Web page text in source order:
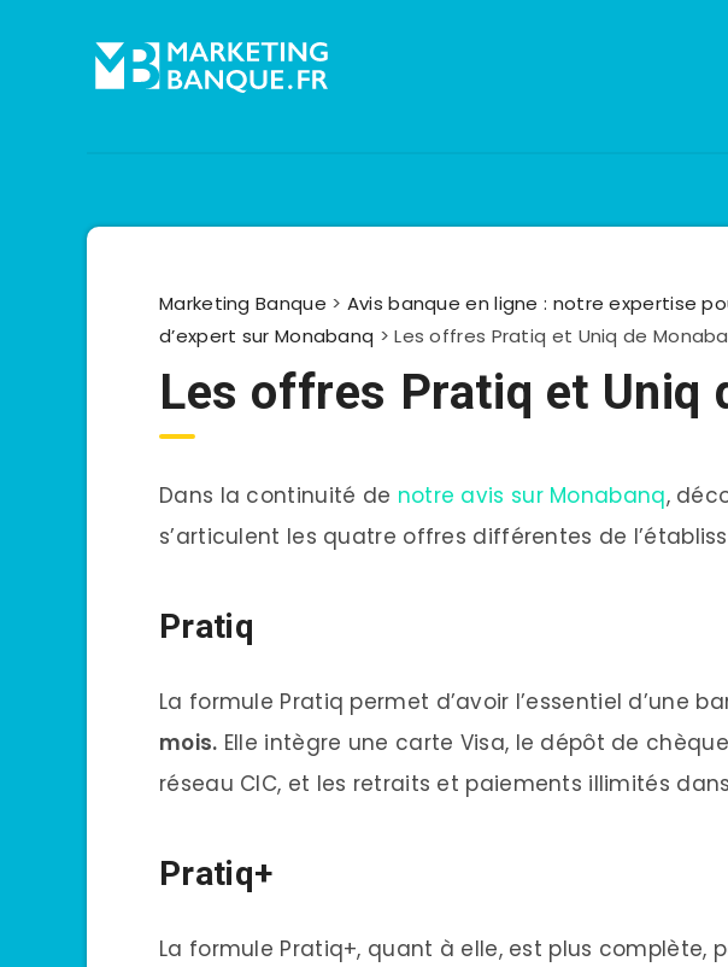
Marketing Banque > Avis banque en ligne : notre expertise
d’expert sur Monabanq >Les offres Pratiq et Uniq de
Les offres Pratiq et Uniq
Dans la continuité de notre avis sur Monabanq,
s’articulent les quatre offres différentes de
Pratiq
La formule Pratiq permet d’avoir l’essentiel d’une
mois. Elle intègre une carte Visa, le dépôt de
réseau CIC, et les retraits et paiements illimités
Pratiq+
La formule Pratiq+, quant à elle, est plus complète,